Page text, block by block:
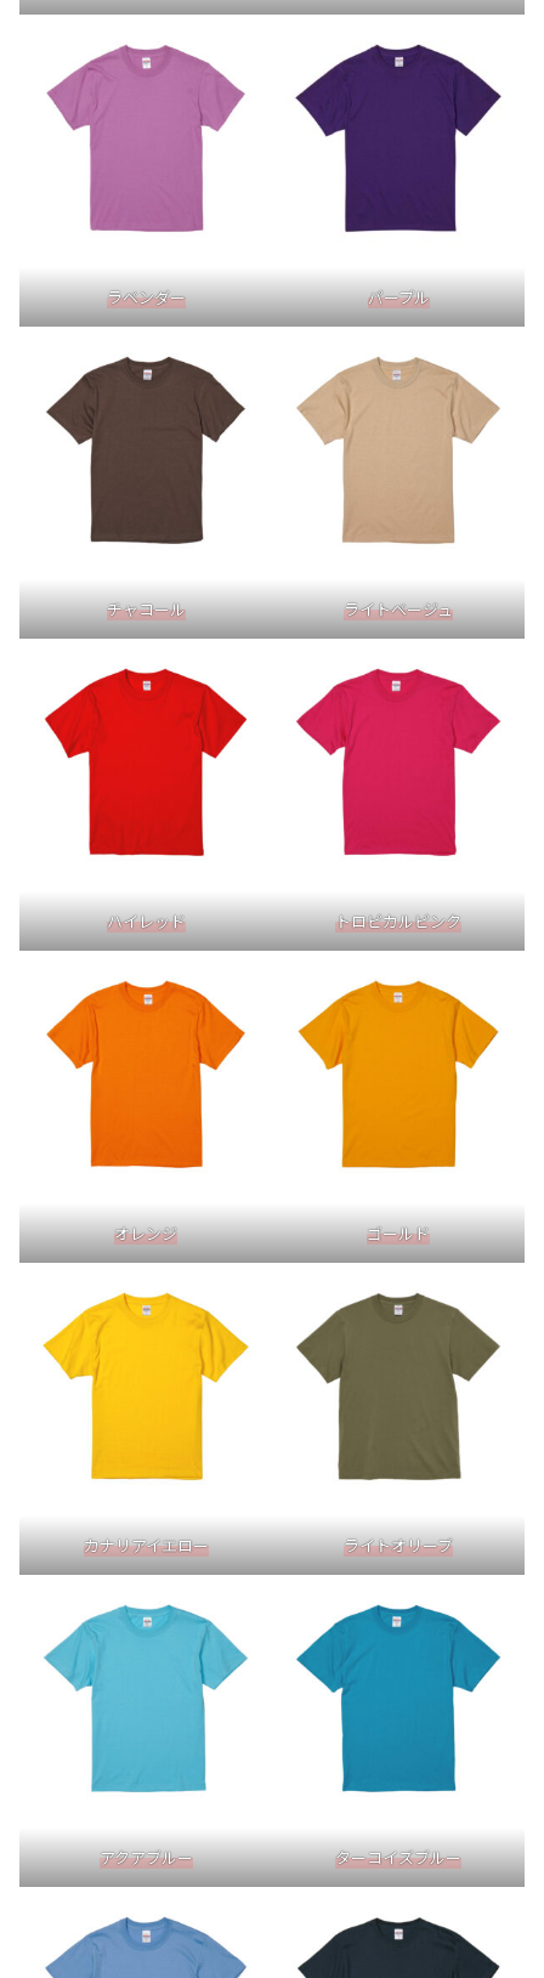
ラベンダー パープル
チャコール ライトベージュ
ハイレッド トロピカルピンク
オレンジ ゴールド
カナリアイエロー ライトオリーブ
アクアブルー ターコイズブルー